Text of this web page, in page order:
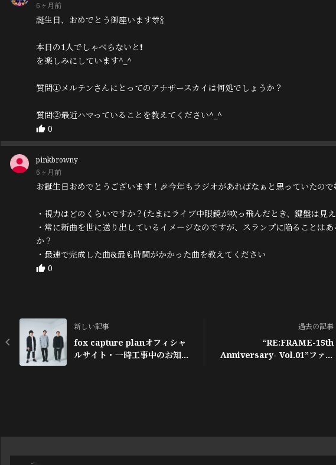
6ヶ月前
誕生日、おめでとう御座います🎊🍾
本日の1人でしゃべらないと❗️
を楽しみにしています^_^
質問①メルテンさんにとってのアナザースカイは何処でしょうか？
質問②最近ハマっていることを教えてください^_^
0
pinkbrowny
6ヶ月前
お誕生日おめでとうございます！🎉今年もラジオがあればなぁと思っていたので
・視力はどのくらいですか？(たまにライブ中眼鏡が吹っ飛んだとき、鍵盤は見
・常に新曲を世に送り出しているイメージなのですが、スランプに陥ることはあ
か？
・最速で完成した曲&最も時間がかかった曲を教えてください
0
新しい記事
fox capture planオフィシャ
ルサイト・一時工事中のお知ら
過去の記事
“RE:FRAME-15th
Anniversary- Vol.01”ファン